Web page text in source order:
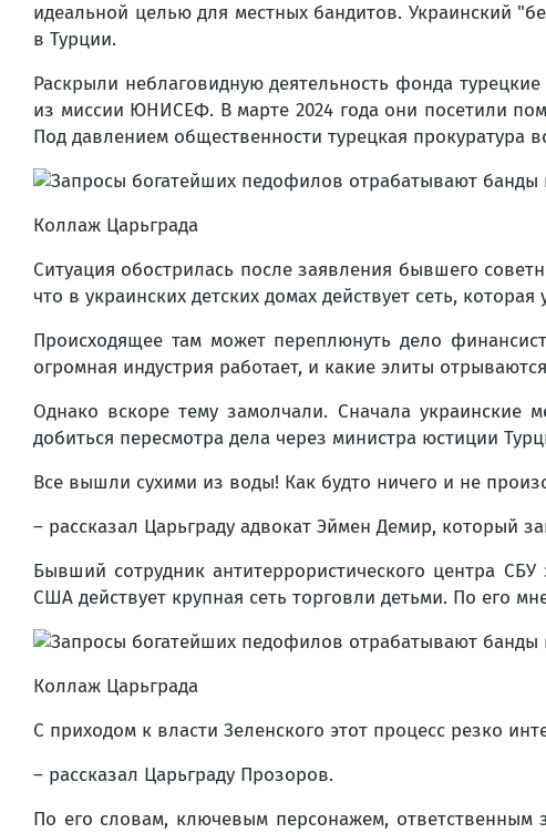
идеальной целью для местных бандитов. Украинский
в Турции.
Раскрыли неблаговидную деятельность фонда
из миссии ЮНИСЕФ. В марте 2024 года они посетили
Под давлением общественности турецкая прокуратура
Коллаж Царьграда
Ситуация обострилась после заявления бывшего
что в украинских детских домах действует сеть,
Происходящее там может переплюнуть дело
огромная индустрия работает, и какие элиты
Однако вскоре тему замолчали. Сначала
добиться пересмотра дела через министра юстиции
Все вышли сухими из воды! Как будто ничего и не
– рассказал Царьграду адвокат Эймен Демир, который
Бывший сотрудник антитеррористического центра
США действует крупная сеть торговли детьми. По его
Коллаж Царьграда
С приходом к власти Зеленского этот процесс резко
– рассказал Царьграду Прозоров.
По его словам, ключевым персонажем, ответственным